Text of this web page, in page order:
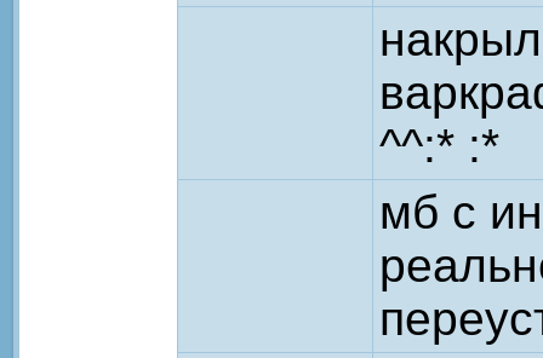
^^:* :*
мб с